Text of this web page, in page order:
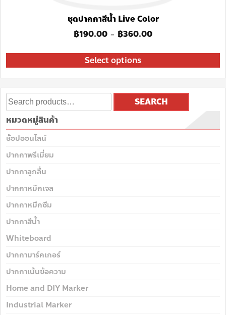
ชุดปากกาสีน้ำ Live Color
฿190.00 – ฿360.00
Select options
SEARCH
หมวดหมู่สินค้า
ช้อปออนไลน์
ปากกาพรีเมี่ยม
ปากกาลูกลื่น
ปากกาหมึกเจล
ปากกาหมึกซึม
ปากกาสีน้ำ
Whiteboard
ปากกามาร์คเกอร์
ปากกาเน้นข้อความ
Home and DIY Marker
Industrial Marker